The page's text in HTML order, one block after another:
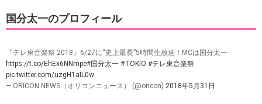
国分太一のプロフィール
『テレ東音楽祭 2018』6/27に“史上最長”5時間生放送！MCは国分太一
https://t.co/EhEx6NNmpe#国分太一 #TOKIO #テレ東音楽祭
pic.twitter.com/uzgH1aIL0w
— ORICON NEWS（オリコンニュース） (@oricon) 2018年5月31日